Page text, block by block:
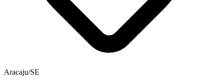
Aracaju/SE